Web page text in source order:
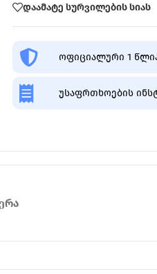
დაამატე სურვილების სიას
ოფიციალური 1
უსაფრთხოების